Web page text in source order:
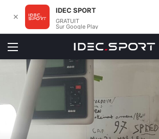
Menu
✕
IDEC SPORT
GRATUIT
Sur Google Play